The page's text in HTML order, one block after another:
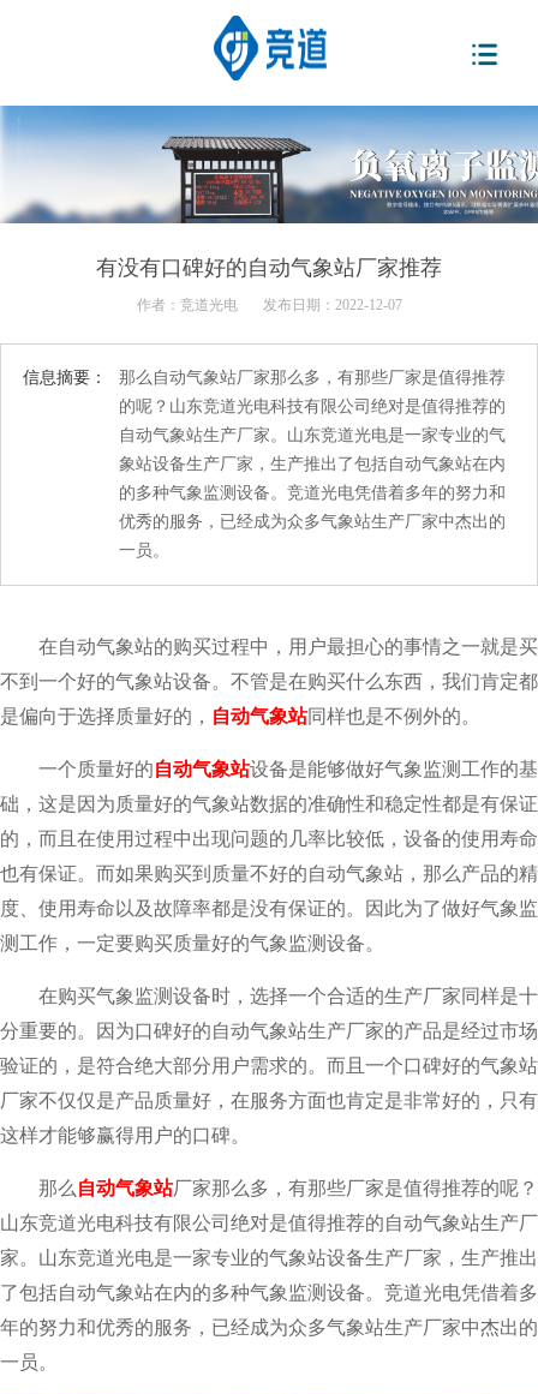
有没有口碑好的自动气象站厂家推荐
作者： 竞道光电 发布日期：2022-12-07
信息摘要：
那么自动气象站厂家那么多，有那些厂家是值得推荐
的呢？山东竞道光电科技有限公司绝对是值得推荐的
自动气象站生产厂家。山东竞道光电是一家专业的气
象站设备生产厂家，生产推出了包括自动气象站在内
的多种气象监测设备。竞道光电凭借着多年的努力和
优秀的服务，已经成为众多气象站生产厂家中杰出的
一员。
在自动气象站的购买过程中，用户最担心的事情之一就是买
不到一个好的气象站设备。不管是在购买什么东西，我们肯定都
是偏向于选择质量好的， 自动气象站同样也是不例外的。
一个质量好的自动气象站设备是能够做好气象监测工作的基
础，这是因为质量好的气象站数据的准确性和稳定性都是有保证
的，而且在使用过程中出现问题的几率比较低，设备的使用寿命
也有保证。而如果购买到质量不好的自动气象站，那么产品的精
度、使用寿命以及故障率都是没有保证的。因此为了做好气象监
测工作，一定要购买质量好的气象监测设备。
在购买气象监测设备时，选择一个合适的生产厂家同样是十
分重要的。因为口碑好的自动气象站生产厂家的产品是经过市场
验证的，是符合绝大部分用户需求的。而且一个口碑好的气象站
厂家不仅仅是产品质量好，在服务方面也肯定是非常好的，只有
这样才能够赢得用户的口碑。
那么 自动气象站厂家那么多，有那些厂家是值得推荐的呢？
山东竞道光电科技有限公司绝对是值得推荐的自动气象站生产厂
家。山东竞道光电是一家专业的气象站设备生产厂家，生产推出
了包括自动气象站在内的多种气象监测设备。竞道光电凭借着多
年的努力和优秀的服务，已经成为众多气象站生产厂家中杰出的
一员。